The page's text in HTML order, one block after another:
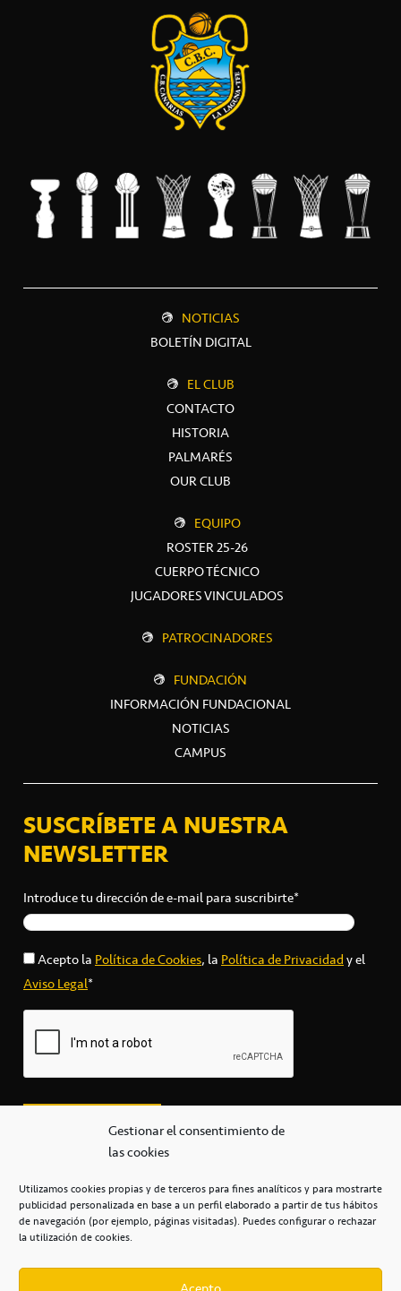
Gestionar el consentimiento de
las cookies
Utilizamos cookies propias y de terceros para fines analíticos y para mostrarte
publicidad personalizada en base a un perfil elaborado a partir de tus hábitos
de navegación (por ejemplo, páginas visitadas). Puedes configurar o rechazar
la utilización de cookies.
NOTICIAS
BOLETÍN DIGITAL
EL CLUB
CONTACTO
HISTORIA
PALMARÉS
OUR CLUB
EQUIPO
ROSTER 25-26
CUERPO TÉCNICO
JUGADORES VINCULADOS
PATROCINADORES
FUNDACIÓN
INFORMACIÓN FUNDACIONAL
NOTICIAS
CAMPUS
SUSCRÍBETE A NUESTRA
NEWSLETTER
Introduce tu dirección de e-mail para suscribirte*
Acepto la Política de Cookies, la Política de Privacidady el
Aviso Legal*
secretaria@cbcanarias.es
+34 922 253 684
Casa del Deporte / 38108 – La Laguna